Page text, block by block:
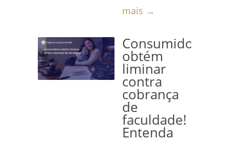
mais →
Consumidora
obtém
liminar
contra
cobrança
de
faculdade!
Entenda